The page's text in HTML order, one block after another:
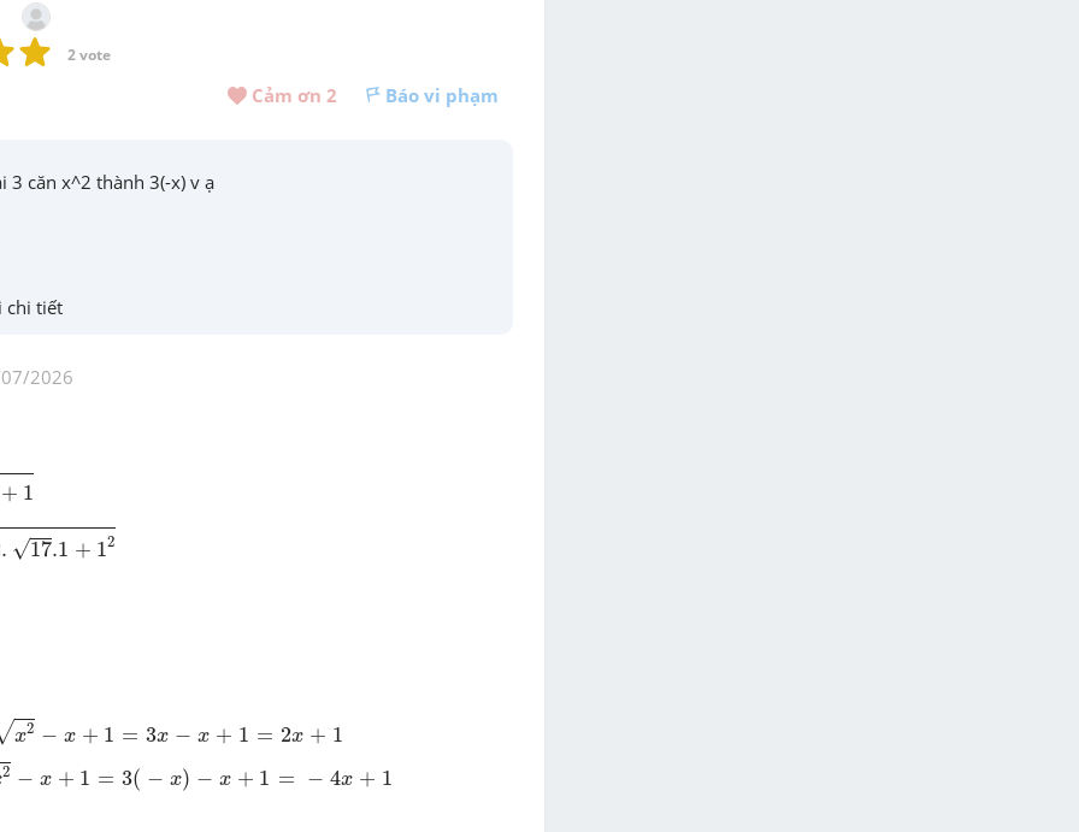
2 vote
Cảm ơn 2 Báo vi phạm
3 căn x^2 thành 3(-x) v ạ
chi tiết
2026
+ 1
. √17.1 + 12
x2 − x + 1 = 3x − x + 1 = 2x + 1
2-x
2 − x + 1 = 3( − x) − x + 1 = − 4x + 1
x = +